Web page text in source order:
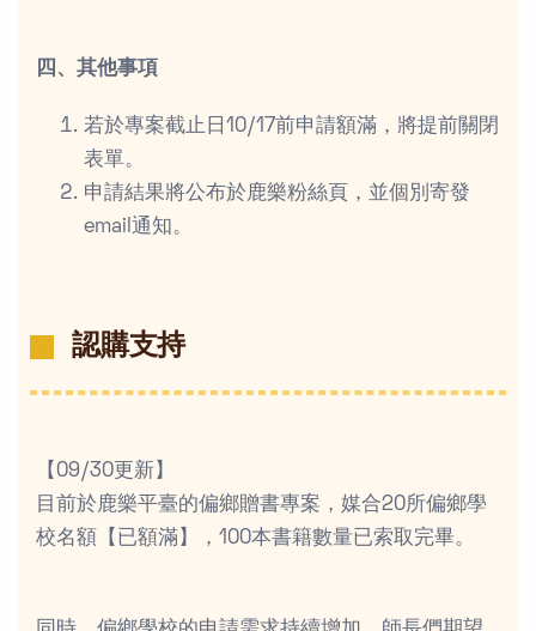
四、其他事項
若於專案截止日10/17前申請額滿，將提前關閉
表單。
申請結果將公布於鹿樂粉絲頁，並個別寄發
email通知。
認購支持
【09/30更新】
目前於鹿樂平臺的偏鄉贈書專案，媒合20所偏鄉學
校名額【已額滿】，100本書籍數量已索取完畢。